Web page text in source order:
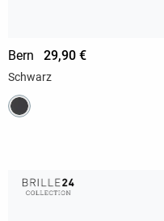
Bern 29,90 €
Schwarz